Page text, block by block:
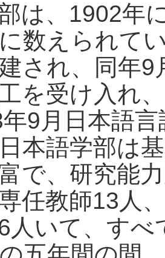
は、1902年
数えられて
され、同年
を受け入れ
9月日本語
本語学部は
で、研究能
任教師13人
人いて、す